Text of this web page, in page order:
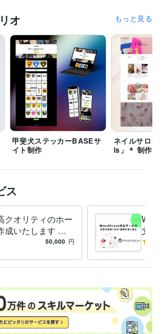
年
Google スライド:1年
PowerPoint:6年Word:6年ChatGPT:1年
ホームページ制作
オ もっと見る
甲斐犬ステッカーBASEサ
イト制作
ネイルサロ
ls」＊ 制作例
ス
クオリティのホー
成いたします ワ
で格安ホームペー
50,000 円
文章
し替